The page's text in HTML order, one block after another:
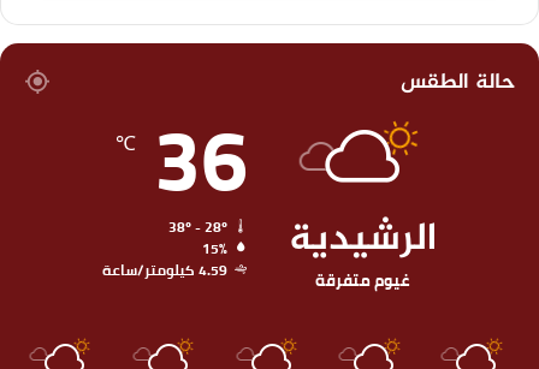
حالة الطقس
الرشيدية
غيوم متفرقة
36
℃
15%
4.59 كيلومتر/ساعة